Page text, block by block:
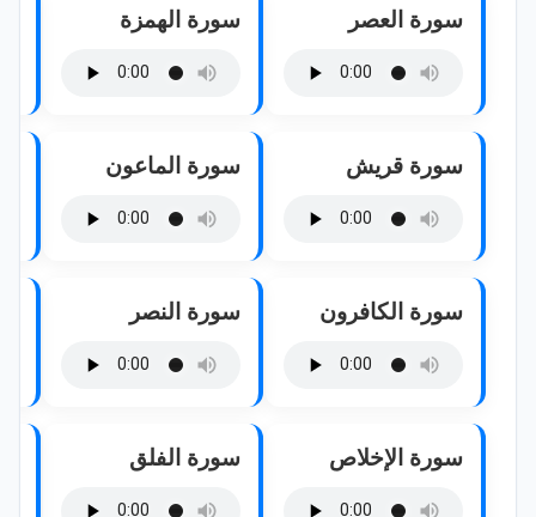
سورة العصر سورة الهمزة
سورة قريش سورة الماعون
سورة الكافرون سورة النصر
سورة الإخلاص سورة الفلق